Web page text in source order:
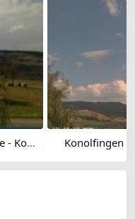
Stalden › North-west: Holzstrasse - Konolfingen Konolfingen ›